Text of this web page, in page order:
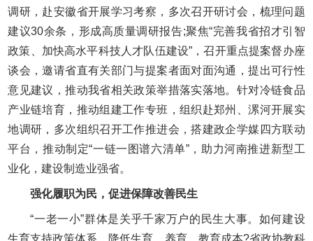
调研，赴安徽省开展学习考察，多次召开研讨会，梳理问题
建议30余条，形成高质量调研报告;聚焦“完善我省招才引智
政策、加快高水平科技人才队伍建设”，召开重点提案督办座
谈会，邀请省直有关部门与提案者面对面沟通，提出可行性
意见建议，推动我省相关政策举措落实落地。针对冷链食品
产业链培育，推动组建工作专班，组织赴郑州、漯河开展实
地调研，多次组织召开工作推进会，搭建政企学媒四方联动
平台，推动制定“一链一图谱六清单”，助力河南推进新型工
业化，建设制造业强省。
强化履职为民，促进保障改善民生
“一老一小”群体是关乎千家万户的民生大事。如何建设